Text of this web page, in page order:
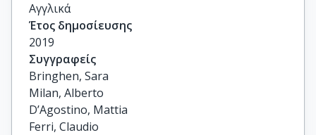
Αγγλικά
Έτος δημοσίευσης
2019
Συγγραφείς
Bringhen, Sara
Milan, Alberto
D’Agostino, Mattia
Ferri, Claudio